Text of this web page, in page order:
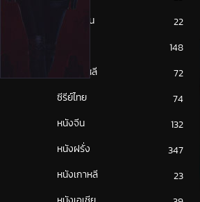
ซีรีย์ญี่ปุ่น
22
148
ซีรีย์เกาหลี
72
ซีรีย์ไทย
74
หนังจีน
132
หนังฝรั่ง
347
หนังเกาหลี
23